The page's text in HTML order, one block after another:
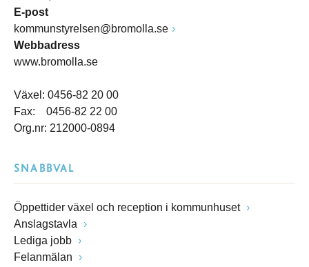
E-post
kommunstyrelsen@bromolla.se
Webbadress
www.bromolla.se
Växel: 0456-82 20 00
Fax: 0456-82 22 00
Org.nr: 212000-0894
SNABBVAL
Öppettider växel och reception i kommunhuset
Anslagstavla
Lediga jobb
Felanmälan